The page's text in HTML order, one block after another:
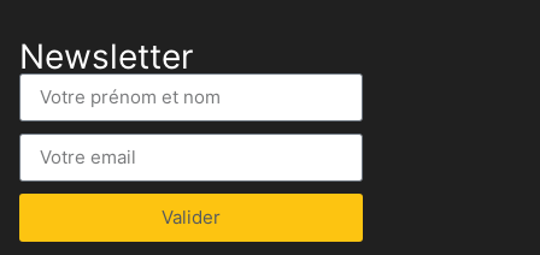
Newsletter
Valider